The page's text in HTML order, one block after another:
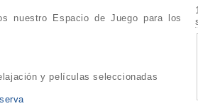
nuestro Espacio de Juego para los
y películas seleccionadas